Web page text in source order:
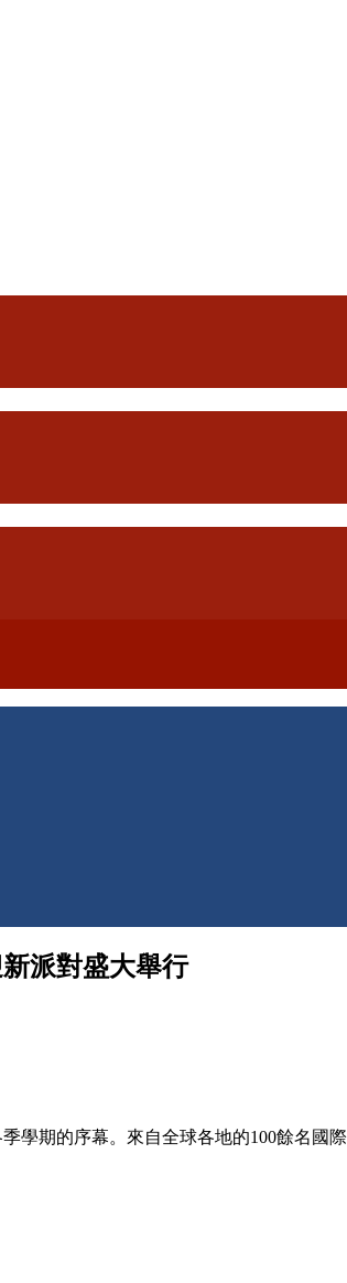
派對盛大舉行
季學期的序幕。來自全球各地的100餘名 國際